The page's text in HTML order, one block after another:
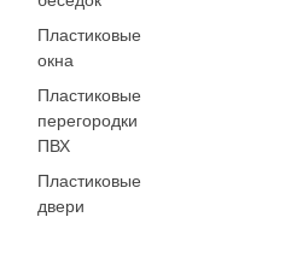
Пластиковые
окна
Пластиковые
перегородки
ПВХ
Пластиковые
двери